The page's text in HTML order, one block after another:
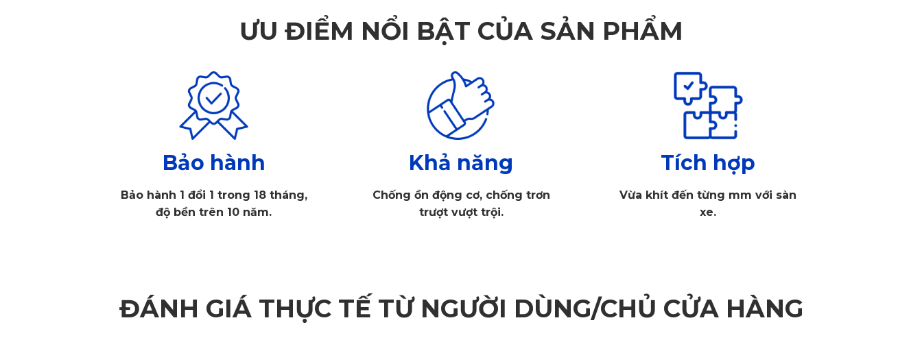
ƯU ĐIỂM NỔI BẬT CỦA SẢN PHẨM
Bảo hành
Bảo hành 1 đổi 1 trong 18 tháng,
độ bền trên 10 năm.
Khả năng
Chống ồn động cơ, chống trơn
trượt vượt trội.
Tích hợp
Vừa khít đến từng mm với sàn
xe.
ĐÁNH GIÁ THỰC TẾ TỪ NGƯỜI DÙNG/CHỦ CỬA HÀNG